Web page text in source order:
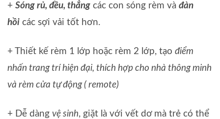
+ Sóng rủ, đều, thẳng các con sóng rèm và đàn
hồi các sợi vải tốt hơn.
+ Thiết kế rèm 1 lớp hoặc rèm 2 lớp, tạo điểm
nhấn trang trí hiện đại, thích hợp cho nhà thông minh
và rèm cửa tự động ( remote)
+ Dễ dàng vệ sinh, giặt là với vết dơ mà trẻ có thể